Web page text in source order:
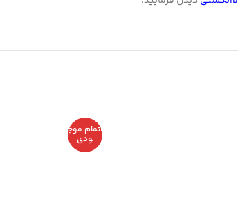
اتمام موج
ودی